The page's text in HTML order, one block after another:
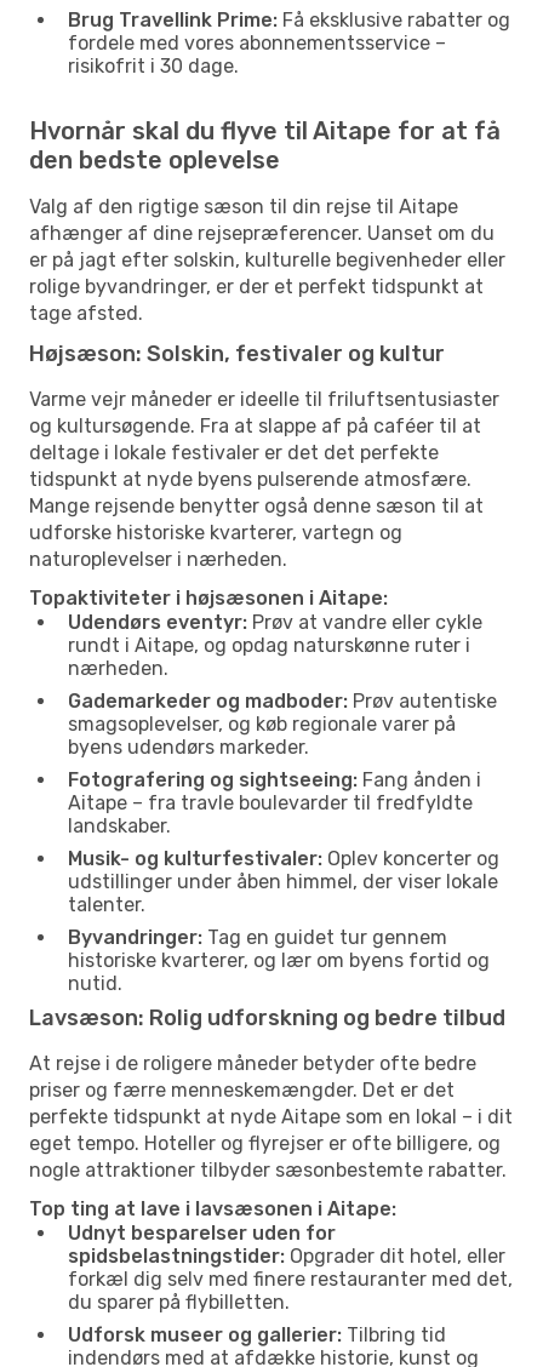
Brug Travellink Prime: Få eksklusive rabatter og
fordele med vores abonnementsservice –
risikofrit i 30 dage.
Hvornår skal du flyve til Aitape for at få
den bedste oplevelse
Valg af den rigtige sæson til din rejse til Aitape
afhænger af dine rejsepræferencer. Uanset om du
er på jagt efter solskin, kulturelle begivenheder eller
rolige byvandringer, er der et perfekt tidspunkt at
tage afsted.
Højsæson: Solskin, festivaler og kultur
Varme vejr måneder er ideelle til friluftsentusiaster
og kultursøgende. Fra at slappe af på caféer til at
deltage i lokale festivaler er det det perfekte
tidspunkt at nyde byens pulserende atmosfære.
Mange rejsende benytter også denne sæson til at
udforske historiske kvarterer, vartegn og
naturoplevelser i nærheden.
Topaktiviteter i højsæsonen i Aitape:
Udendørs eventyr: Prøv at vandre eller cykle
rundt i Aitape, og opdag naturskønne ruter i
nærheden.
Gademarkeder og madboder: Prøv autentiske
smagsoplevelser, og køb regionale varer på
byens udendørs markeder.
Fotografering og sightseeing: Fang ånden i
Aitape – fra travle boulevarder til fredfyldte
landskaber.
Musik- og kulturfestivaler: Oplev koncerter og
udstillinger under åben himmel, der viser lokale
talenter.
Byvandringer: Tag en guidet tur gennem
historiske kvarterer, og lær om byens fortid og
nutid.
Lavsæson: Rolig udforskning og bedre tilbud
At rejse i de roligere måneder betyder ofte bedre
priser og færre menneskemængder. Det er det
perfekte tidspunkt at nyde Aitape som en lokal – i dit
eget tempo. Hoteller og flyrejser er ofte billigere, og
nogle attraktioner tilbyder sæsonbestemte rabatter.
Top ting at lave i lavsæsonen i Aitape:
Udnyt besparelser uden for
spidsbelastningstider: Opgrader dit hotel, eller
forkæl dig selv med finere restauranter med det,
du sparer på flybilletten.
Udforsk museer og gallerier: Tilbring tid
indendørs med at afdække historie, kunst og